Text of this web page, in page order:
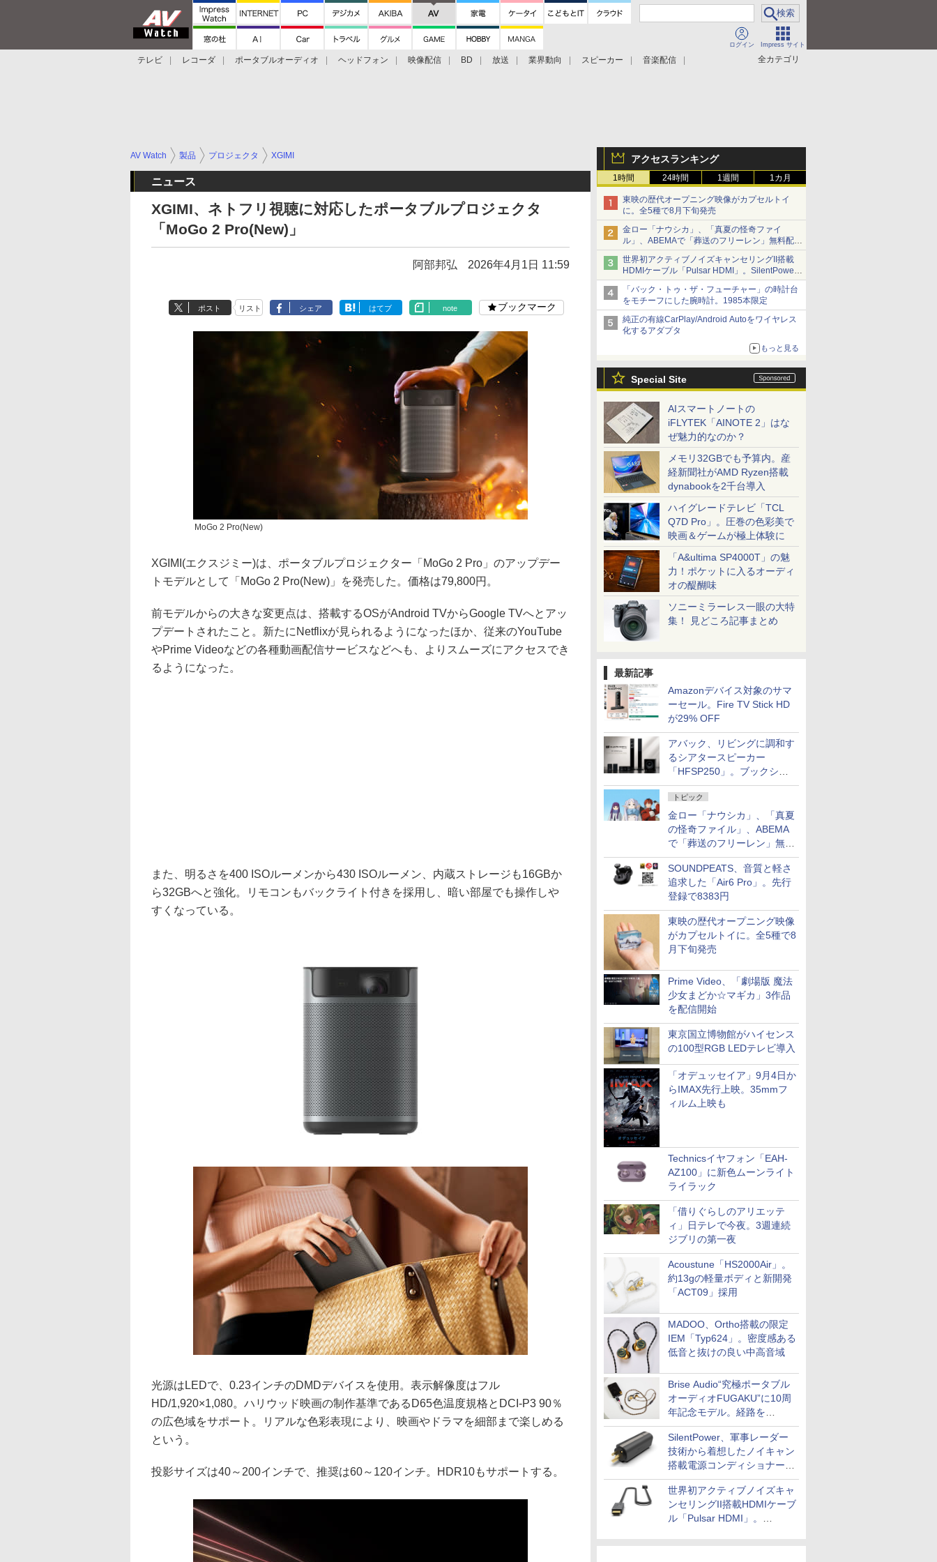
ログイン Impress サイト
全カテゴリ
テレビ レコーダ ポータブルオーディオ ヘッドフォン 映像配信 BD 放送 業界動向 スピーカー
音楽配信
アクセスランキング
1時間 24時間 1週間 1カ月
東映の歴代オープニング映像がカプセルトイ
に。全5種で8月下旬発売
金ロー「ナウシカ」、「真夏の怪奇ファイ
ル」、ABEMAで「葬送のフリーレン」無料配信
など。夏の特番・配信情報
世界初アクティブノイズキャンセリングII搭載
HDMIケーブル「Pulsar HDMI」。SilentPower
から
「バック・トゥ・ザ・フューチャー」の時計台
をモチーフにした腕時計。1985本限定
純正の有線CarPlay/Android Autoをワイヤレス
化するアダプタ
もっと見る
Special Site
AIスマートノートの
iFLYTEK「AINOTE 2」はな
ぜ魅力的なのか？
メモリ32GBでも予算内。産
経新聞社がAMD Ryzen搭載
dynabookを2千台導入
ハイグレードテレビ「TCL
Q7D Pro」。圧巻の色彩美で
映画＆ゲームが極上体験に
「A&ultima SP4000T」の魅
力！ポケットに入るオーディ
オの醍醐味
ソニーミラーレス一眼の大特
集！ 見どころ記事まとめ
最新記事
Amazonデバイス対象のサマ
ーセール。Fire TV Stick HD
が29% OFF
アバック、リビングに調和す
るシアタースピーカー
「HFSP250」。ブックシェ
ルフはペア3万円以下
トピック
金ロー「ナウシカ」、「真夏
の怪奇ファイル」、ABEMA
で「葬送のフリーレン」無料
配信など。夏の特番・配信情
報
SOUNDPEATS、音質と軽さ
追求した「Air6 Pro」。先行
登録で8383円
東映の歴代オープニング映像
がカプセルトイに。全5種で8
月下旬発売
Prime Video、「劇場版 魔法
少女まどか☆マギカ」3作品
を配信開始
東京国立博物館がハイセンス
の100型RGB LEDテレビ導入
「オデュッセイア」9月4日か
らIMAX先行上映。35mmフ
ィルム上映も
Technicsイヤフォン「EAH-
AZ100」に新色ムーンライト
ライラック
「借りぐらしのアリエッテ
ィ」日テレで今夜。3週連続
ジブリの第一夜
Acoustune「HS2000Air」。
約13gの軽量ボディと新開発
「ACT09」採用
MADOO、Ortho搭載の限定
IEM「Typ624」。密度感ある
低音と抜けの良い中高音域
Brise Audio“究極ポータブル
オーディオFUGAKU”に10周
年記念モデル。経路を
NISHIKIで統一。400万円
SilentPower、軍事レーダー
技術から着想したノイキャン
搭載電源コンディショナー
「AC iPurifier2」
世界初アクティブノイズキャ
ンセリングII搭載HDMIケーブ
ル「Pulsar HDMI」。
AV Watch 製品 プロジェクタ XGIMI
ニュース
XGIMI、ネトフリ視聴に対応したポータブルプロジェクタ
「MoGo 2 Pro(New)」
阿部邦弘 2026年4月1日 11:59
ポスト リスト シェア はてブ note ブックマーク
MoGo 2 Pro(New)
XGIMI(エクスジミー)は、ポータブルプロジェクター「MoGo 2 Pro」のアップデー
トモデルとして「MoGo 2 Pro(New)」を発売した。価格は79,800円。
前モデルからの大きな変更点は、搭載するOSがAndroid TVからGoogle TVへとアッ
プデートされたこと。新たにNetflixが見られるようになったほか、従来のYouTube
やPrime Videoなどの各種動画配信サービスなどへも、よりスムーズにアクセスでき
るようになった。
また、明るさを400 ISOルーメンから430 ISOルーメン、内蔵ストレージも16GBか
ら32GBへと強化。リモコンもバックライト付きを採用し、暗い部屋でも操作しや
すくなっている。
光源はLEDで、0.23インチのDMDデバイスを使用。表示解像度はフル
HD/1,920×1,080。ハリウッド映画の制作基準であるD65色温度規格とDCI-P3 90％
の広色域をサポート。リアルな色彩表現により、映画やドラマを細部まで楽しめる
という。
投影サイズは40～200インチで、推奨は60～120インチ。HDR10もサポートする。